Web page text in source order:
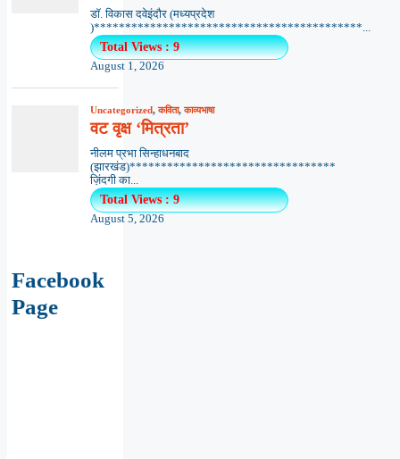
डॉ. विकास दवेइंदौर (मध्यप्रदेश
)*******************************************...
Total Views : 9
August 1, 2026
Uncategorized,कविता,काव्यभाषा
वट वृक्ष ‘मित्रता’
नीलम प्रभा सिन्हाधनबाद
(झारखंड)*********************************
ज़िंदगी का...
Total Views : 9
August 5, 2026
Facebook
Page